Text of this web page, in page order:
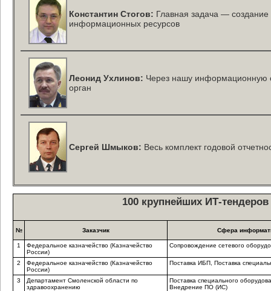
Константин Стогов: Главная задача —
информационных ресурсов
Леонид Ухлинов: Через нашу информационную
орган
Сергей Шмыков: Весь комплект годовой
100 крупнейших ИТ-
№ Заказчик Сфера
1
Федеральное казначейство (Казначейство
России)
Сопровождение сетевого
2
Федеральное казначейство (Казначейство
России)
Поставка ИБП, Поставка
3
Департамент Смоленской области по
здравоохранению
Поставка специального
Внедрение ПО (ИС)